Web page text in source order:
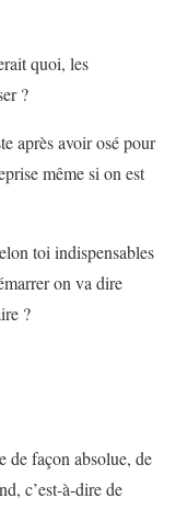
quoi, les
?
après avoir osé pour
même si on est
toi indispensables
on va dire
?
de façon absolue, de
c’est-à-dire de